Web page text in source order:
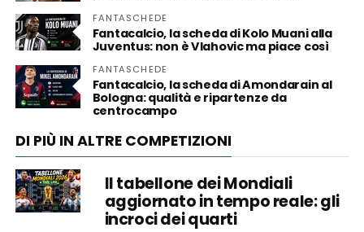
FANTASCHEDE
Fantacalcio, la scheda di Kolo Muani alla
Juventus: non è Vlahovic ma piace così
FANTASCHEDE
Fantacalcio, la scheda di Amondarain al
Bologna: qualità e ripartenze da
centrocampo
DI PIÙ IN ALTRE COMPETIZIONI
Il tabellone dei Mondiali
aggiornato in tempo reale: gli
incroci dei quarti